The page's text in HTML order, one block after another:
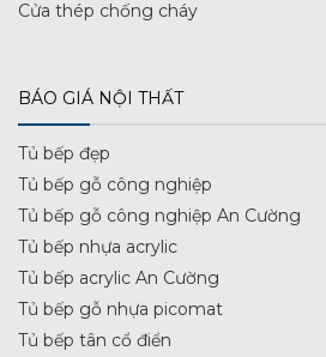
Cửa thép chống cháy
BÁO GIÁ NỘI THẤT
Tủ bếp đẹp
Tủ bếp gỗ công nghiệp
Tủ bếp gỗ công nghiệp An Cường
Tủ bếp nhựa acrylic
Tủ bếp acrylic An Cường
Tủ bếp gỗ nhựa picomat
Tủ bếp tân cổ điển